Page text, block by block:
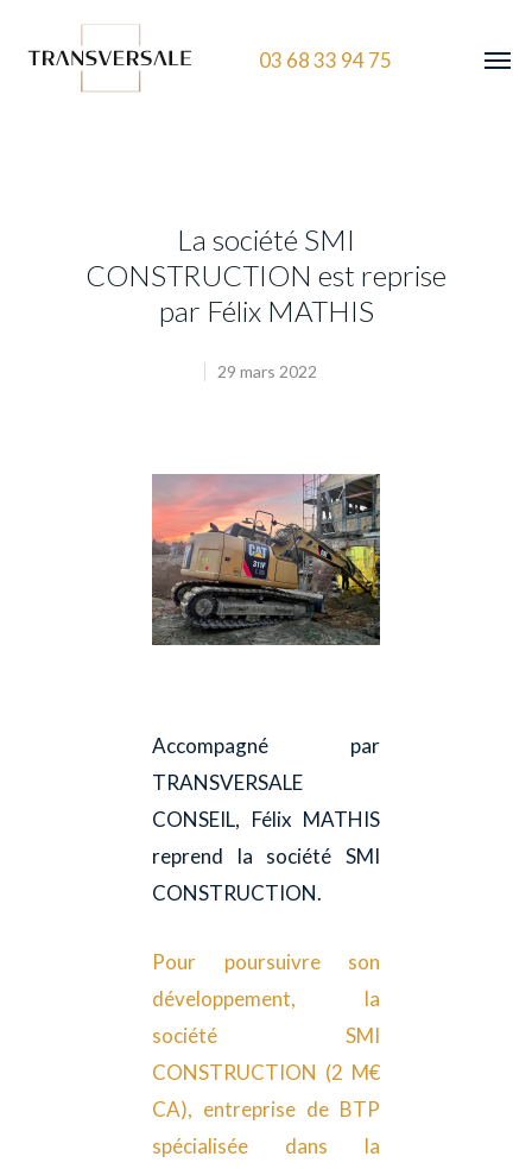
03 68 33 94 75
La société SMI
CONSTRUCTION est reprise
par Félix MATHIS
29 mars 2022
Accompagné par
TRANSVERSALE
CONSEIL, Félix MATHIS
reprend la société SMI
CONSTRUCTION.
Pour poursuivre son
développement, la
société SMI
CONSTRUCTION (2 M€
CA), entreprise de BTP
spécialisée dans la